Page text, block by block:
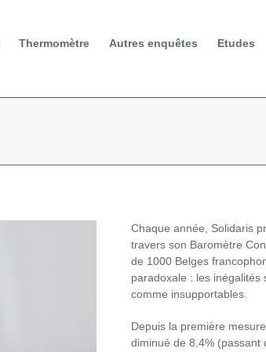
Thermomètre Autres enquêtes Etudes
Chaque année, Solidaris
travers son Baromètre
de 1000 Belges
paradoxale : les
comme insupportables.
Depuis la première
diminué de 8,4% (passant